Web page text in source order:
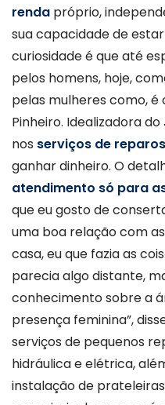
renda próprio,
sua capacidade de
curiosidade é que até
pelos homens, hoje,
pelas mulheres como,
Pinheiro. Idealizadora
nos serviços de
ganhar dinheiro. O
atendimento só para
que eu gosto de
uma boa relação com
casa, eu que fazia as
parecia algo distante,
conhecimento sobre a
presença feminina”,
serviços de pequenos
hidráulica e elétrica,
instalação de